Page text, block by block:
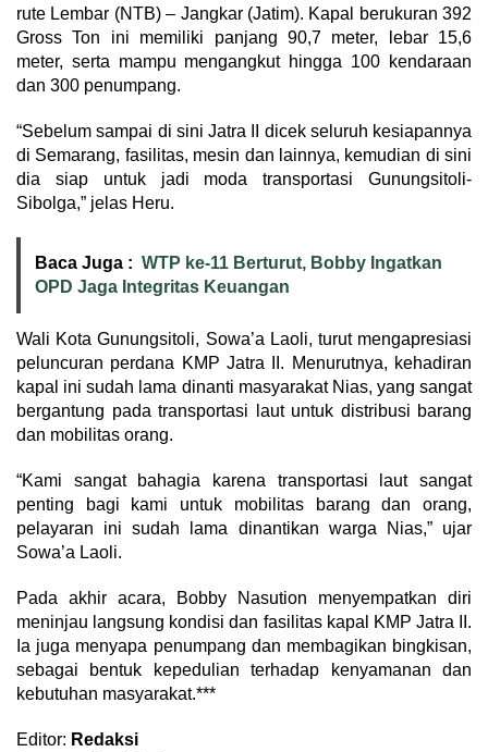
rute Lembar (NTB) – Jangkar (Jatim). Kapal berukuran 392
Gross Ton ini memiliki panjang 90,7 meter, lebar 15,6
meter, serta mampu mengangkut hingga 100 kendaraan
dan 300 penumpang.
“Sebelum sampai di sini Jatra II dicek seluruh kesiapannya
di Semarang, fasilitas, mesin dan lainnya, kemudian di sini
dia siap untuk jadi moda transportasi Gunungsitoli-
Sibolga,” jelas Heru.
Baca Juga : WTP ke-11 Berturut, Bobby Ingatkan
OPD Jaga Integritas Keuangan
Wali Kota Gunungsitoli, Sowa’a Laoli, turut mengapresiasi
peluncuran perdana KMP Jatra II. Menurutnya, kehadiran
kapal ini sudah lama dinanti masyarakat Nias, yang sangat
bergantung pada transportasi laut untuk distribusi barang
dan mobilitas orang.
“Kami sangat bahagia karena transportasi laut sangat
penting bagi kami untuk mobilitas barang dan orang,
pelayaran ini sudah lama dinantikan warga Nias,” ujar
Sowa’a Laoli.
Pada akhir acara, Bobby Nasution menyempatkan diri
meninjau langsung kondisi dan fasilitas kapal KMP Jatra II.
Ia juga menyapa penumpang dan membagikan bingkisan,
sebagai bentuk kepedulian terhadap kenyamanan dan
kebutuhan masyarakat.***
Editor: Redaksi